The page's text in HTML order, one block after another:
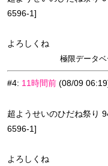
6596-1]
よろしくね
極限データ
#4: 11時間前 (08/09
超ようせいのひだね祭り
6596-1]
よろしくね